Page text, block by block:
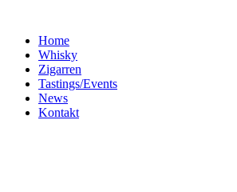
Home
Whisky
Zigarren
Tastings/Events
News
Kontakt